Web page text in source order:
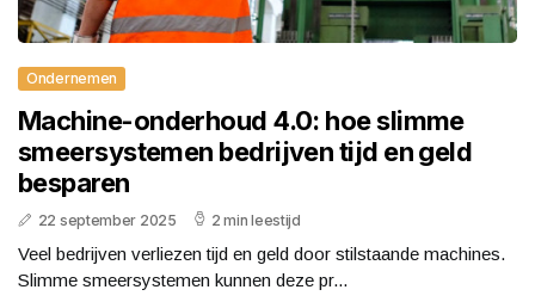
Ondernemen
Machine-onderhoud 4.0: hoe slimme
smeersystemen bedrijven tijd en geld
besparen
22 september 2025 2 min leestijd
Veel bedrijven verliezen tijd en geld door stilstaande machines.
Slimme smeersystemen kunnen deze pr...